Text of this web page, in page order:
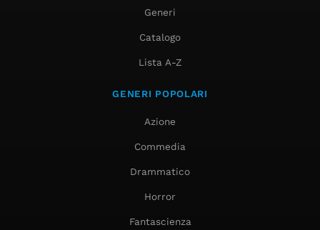
Generi
Catalogo
Lista A-Z
GENERI POPOLARI
Azione
Commedia
Drammatico
Horror
Fantascienza